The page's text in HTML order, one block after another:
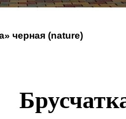
черная (nature)